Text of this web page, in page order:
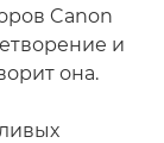
Canon
и
она.